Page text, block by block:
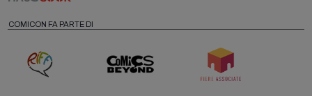
COMICON FA PARTE DI